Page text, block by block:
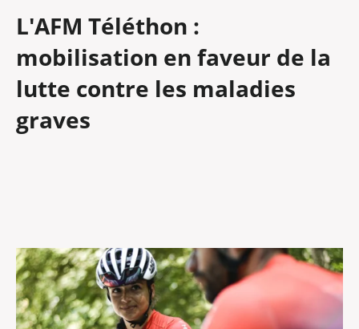
L'AFM Téléthon :
mobilisation en faveur de la
lutte contre les maladies
graves